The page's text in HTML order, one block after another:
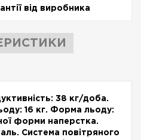
від виробника
38 кг/доба.
16 кг. Форма льоду:
форми наперстка.
Система повітряного